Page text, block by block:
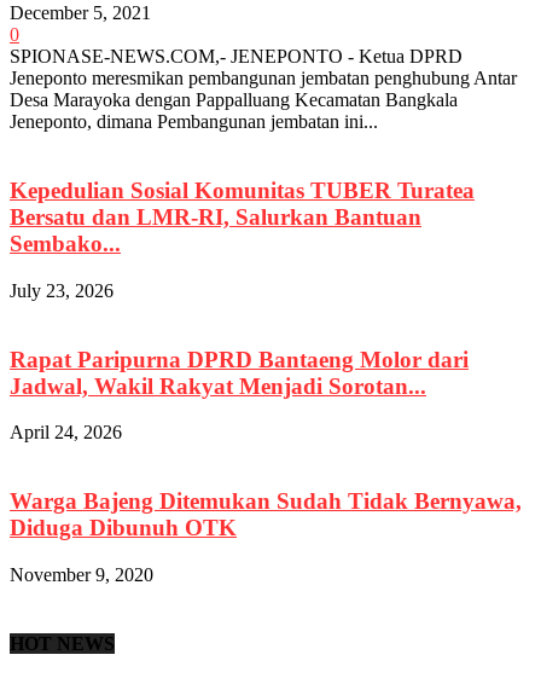
December 5, 2021
0
SPIONASE-NEWS.COM,- JENEPONTO - Ketua DPRD
Jeneponto meresmikan pembangunan jembatan penghubung Antar
Desa Marayoka dengan Pappalluang Kecamatan Bangkala
Jeneponto, dimana Pembangunan jembatan ini...
Kepedulian Sosial Komunitas TUBER Turatea
Bersatu dan LMR-RI, Salurkan Bantuan
Sembako...
July 23, 2026
Rapat Paripurna DPRD Bantaeng Molor dari
Jadwal, Wakil Rakyat Menjadi Sorotan...
April 24, 2026
Warga Bajeng Ditemukan Sudah Tidak Bernyawa,
Diduga Dibunuh OTK
November 9, 2020
HOT NEWS